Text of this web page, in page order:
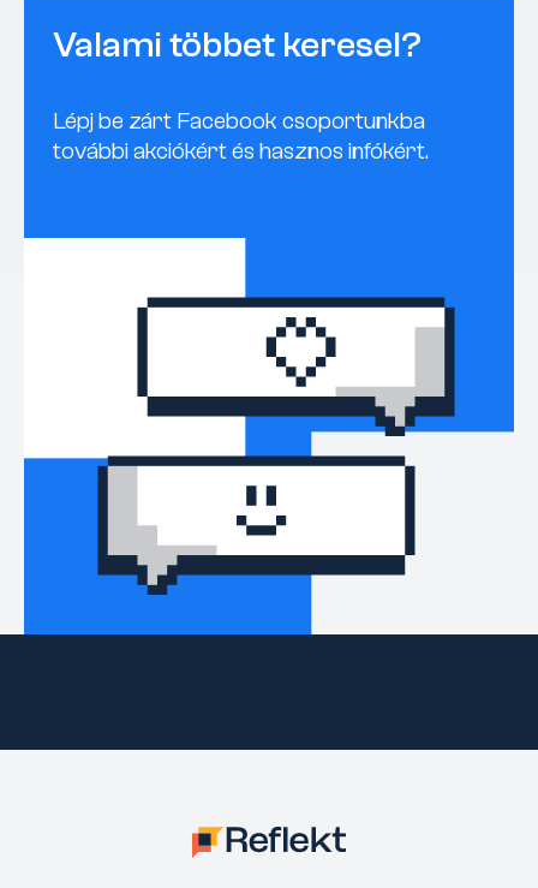
Valami többet keresel?
Lépj be zárt Facebook csoportunkba
további akciókért és hasznos infókért.